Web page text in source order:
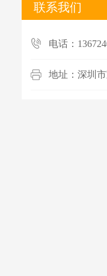
联系我们
电话：
地址：深圳